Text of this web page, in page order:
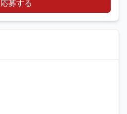
応募する